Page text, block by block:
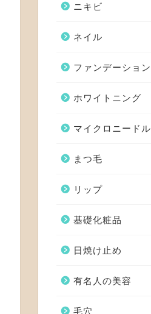
ニキビ
ネイル
ファンデーション
ホワイトニング
マイクロニードル
まつ毛
リップ
基礎化粧品
日焼け止め
有名人の美容
毛穴